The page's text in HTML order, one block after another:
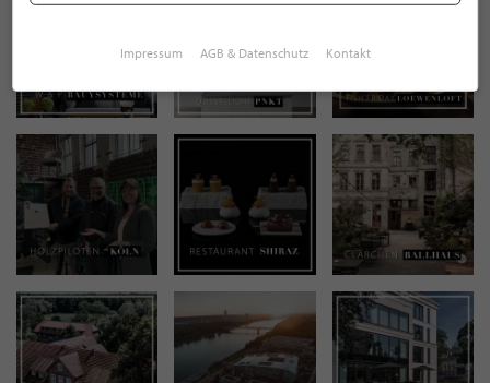
Impressum AGB & Datenschutz Kontakt